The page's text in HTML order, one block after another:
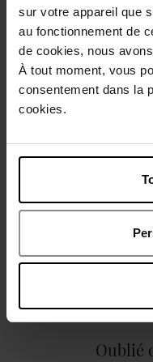
sur votre appareil que
au fonctionnement de
de cookies, nous
À tout moment, vous
consentement dans la
cookies.
Retour gratuit
Description
Avis client
Oublié